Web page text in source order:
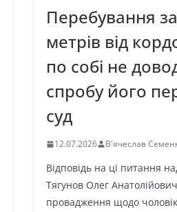
Перебування
метрів від
по собі не
спробу його
суд
12.07.2026 В'ячеслав
Відповідь на ці питання
Тягунов Олег
провадження щодо